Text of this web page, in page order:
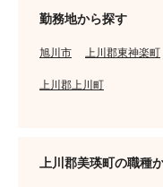
勤務地から探す
旭川市 上川郡東神楽町
上川郡上川町
上川郡美瑛町の職種